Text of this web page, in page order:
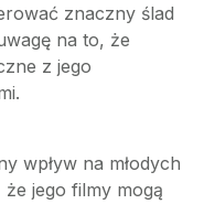
znaczny ślad
na to, że
z jego
wpływ na młodych
jego filmy mogą